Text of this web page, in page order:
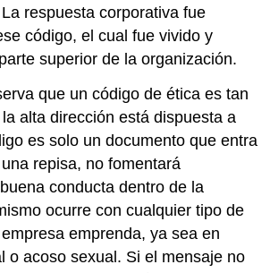
La respuesta corporativa fue
código, el cual fue vivido y
superior de la organización.
que un código de ética es tan
alta dirección está dispuesta a
es solo un documento que entra
repisa, no fomentará
conducta dentro de la
ocurre con cualquier tipo de
emprenda, ya sea en
o acoso sexual. Si el mensaje no